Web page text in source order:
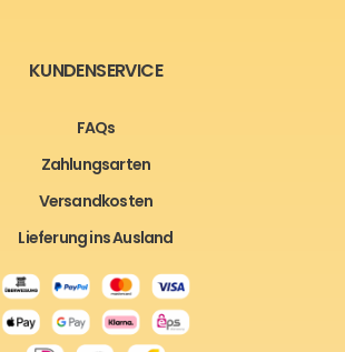
KUNDENSERVICE
FAQs
Zahlungsarten
Versandkosten
Lieferung ins Ausland